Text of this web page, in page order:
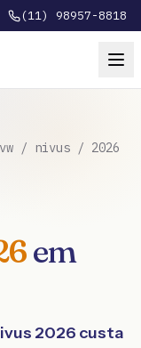
(11) 98957-8818
vw / nivus / 2026
em
2026 custa